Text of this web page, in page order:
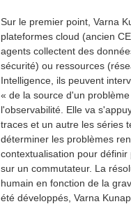
Sur le premier point, Varna
plateformes cloud (ancien
agents collectent des
sécurité) ou ressources
Intelligence, ils peuvent
« de la source d'un
l'observabilité. Elle va
traces et un autre les séries
déterminer les problèmes
contextualisation pour
sur un commutateur. La
humain en fonction de la
été développés, Varna